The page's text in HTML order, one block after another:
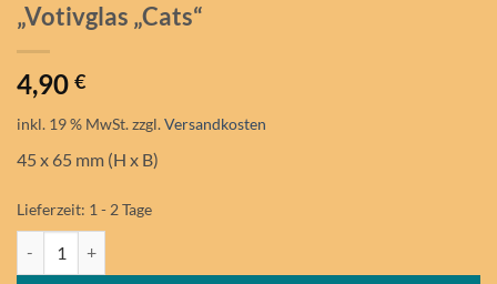
„Votivglas „Cats“
4,90 €
inkl. 19 % MwSt.zzgl.Versandkosten
45 x 65 mm (H x B)
Lieferzeit: 1 - 2 Tage